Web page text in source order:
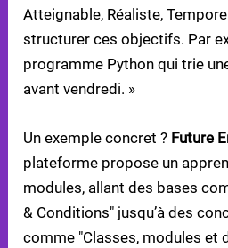
Atteignable, Réaliste,
structurer ces objectifs. Par
programme Python qui trie
avant vendredi. »
Un exemple concret ? Future
plateforme propose un
modules, allant des bases
& Conditions" jusqu’à des
comme "Classes, modules et